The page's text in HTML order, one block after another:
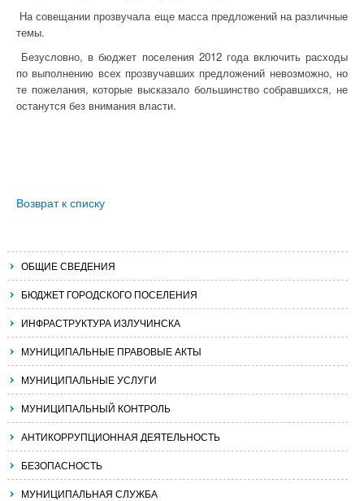
На совещании прозвучала еще масса предложений на различные
темы.
Безусловно, в бюджет поселения 2012 года включить расходы
по выполнению всех прозвучавших предложений невозможно, но
те пожелания, которые высказало большинство собравшихся, не
останутся без внимания власти.
Возврат к списку
ОБЩИЕ СВЕДЕНИЯ
БЮДЖЕТ ГОРОДСКОГО ПОСЕЛЕНИЯ
ИНФРАСТРУКТУРА ИЗЛУЧИНСКА
МУНИЦИПАЛЬНЫЕ ПРАВОВЫЕ АКТЫ
МУНИЦИПАЛЬНЫЕ УСЛУГИ
МУНИЦИПАЛЬНЫЙ КОНТРОЛЬ
АНТИКОРРУПЦИОННАЯ ДЕЯТЕЛЬНОСТЬ
БЕЗОПАСНОСТЬ
МУНИЦИПАЛЬНАЯ СЛУЖБА